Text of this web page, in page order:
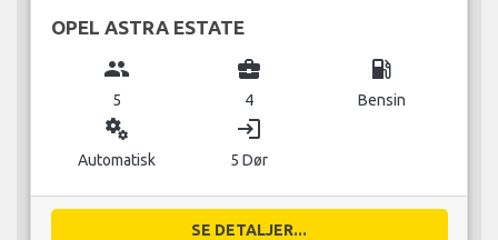
OPEL ASTRA ESTATE
group
5
business_center
4
local_gas_station
Bensin
miscellaneous_services
Automatisk
login
5 Dør
SE DETALJER...